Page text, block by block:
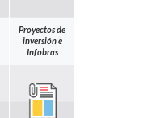
Proyectos de
inversión e
Infobras